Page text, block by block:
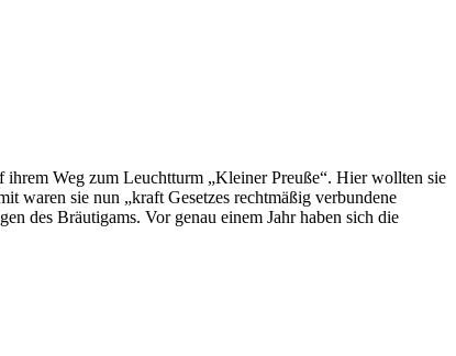
ihrem Weg zum Leuchtturm „Kleiner Preuße“. Hier wollten sie
waren sie nun „kraft Gesetzes rechtmäßig verbundene
des Bräutigams. Vor genau einem Jahr haben sich die